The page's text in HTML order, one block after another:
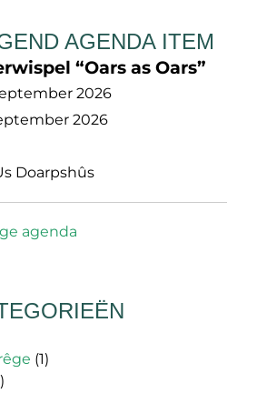
AGENDA ITEM
“Oars as Oars”
2026
2026
Doarpshûs
agenda
(1)